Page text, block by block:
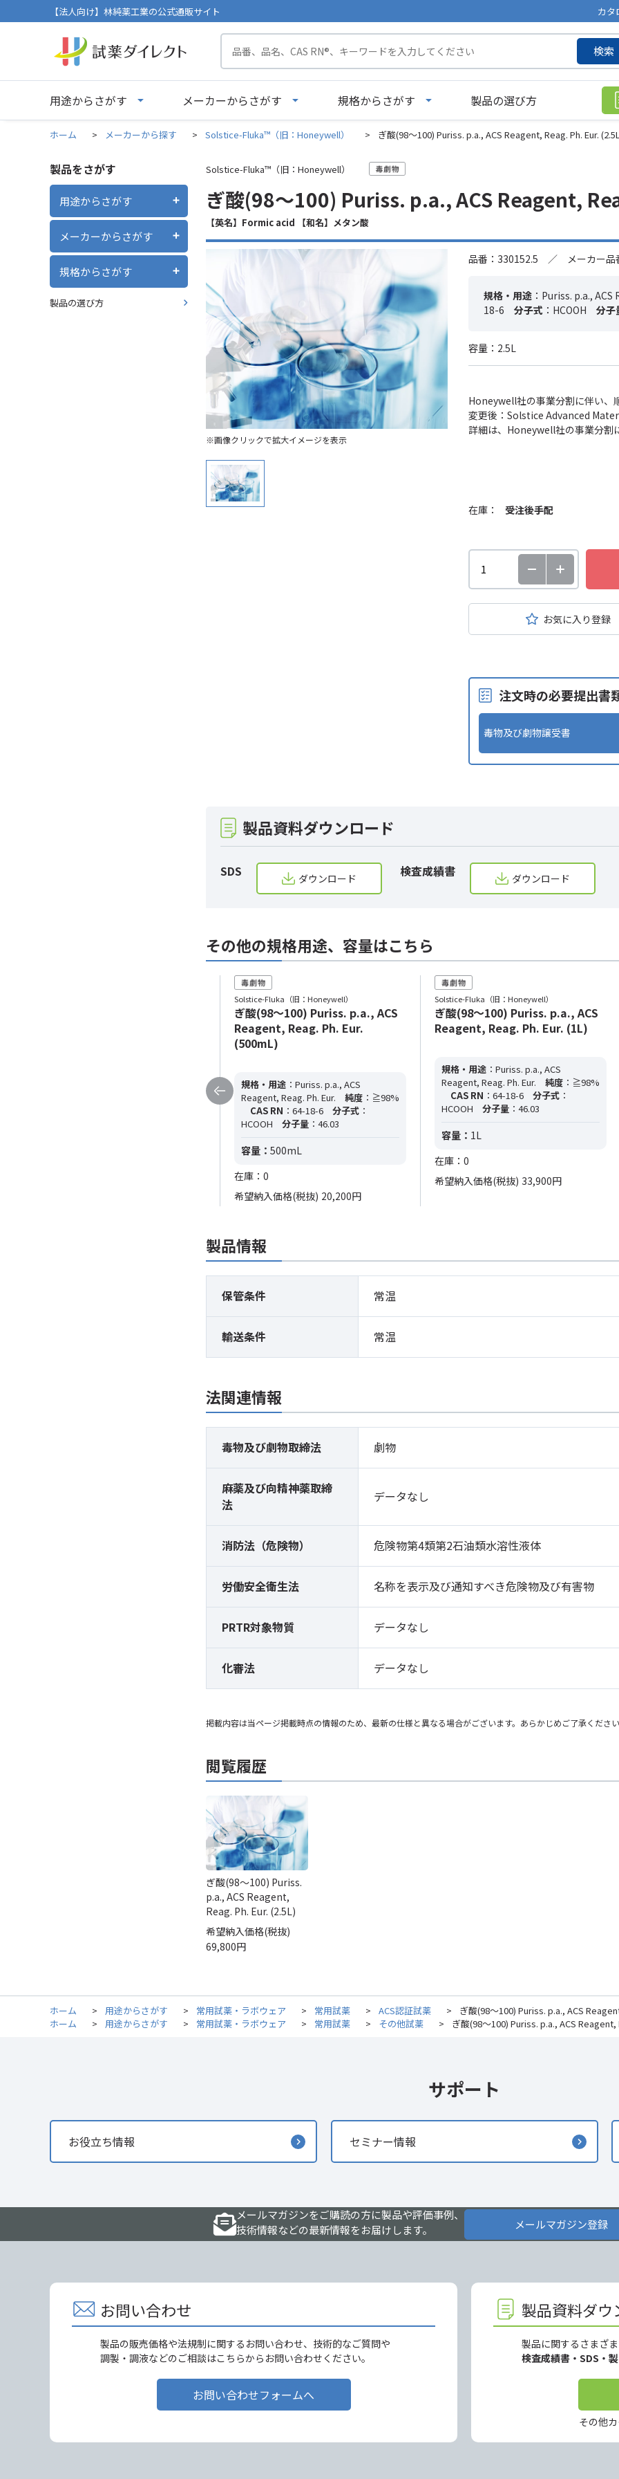
【法人向け】林純薬工業の公式通販サイト カタ
検索
用途からさがす メーカーからさがす 規格からさがす 製品の選び方
ホーム > メーカーから探す > Solstice-Fluka™（旧：Honeywell） > ぎ酸(98～100) Puriss. p.a., ACS Reagent, Reag. Ph. Eur.
製品をさがす
用途からさがす
メーカーからさがす
規格からさがす
製品の選び方
Solstice-Fluka™（旧：Honeywell）
ぎ酸(98～100) Puriss. p.a., ACS Reagent,
【英名】Formic acid 【和名】メタン酸
※画像クリックで拡大イメージを表示
品番：330152.5 ／ メーカー品
規格・用途 ：Puriss. p.a.,
18-6
分子式 ：HCOOH 分子
容量：2.5L
Honeywell社の事業分割に伴い、
変更後：Solstice Advanced
詳細は、Honeywell社の事業分割
在庫： 受注後手配
お気に入り登録
注文時の必要提出書
毒物及び劇物譲受書
製品資料ダウンロード
SDS ダウンロード 検査成績書 ダウンロード
その他の規格用途、容量はこちら
Solstice-Fluka（旧：Honeywell）
ぎ酸(98～100) Puriss. p.a., ACS
Reagent, Reag. Ph. Eur.
(500mL)
規格・用途 ：Puriss. p.a., ACS
Reagent, Reag. Ph. Eur.
純度 ：≧98%
CAS RN ：64-18-6 分子式 ：
HCOOH
分子量 ：46.03
容量： 500mL
在庫：0
希望納入価格(税抜) 20,200円
Solstice-Fluka（旧：Honeywell）
ぎ酸(98～100) Puriss. p.a., ACS
Reagent, Reag. Ph. Eur. (1L)
規格・用途 ：Puriss. p.a., ACS
Reagent, Reag. Ph. Eur.
純度 ：≧98%
CAS RN ：64-18-6 分子式 ：
HCOOH
分子量 ：46.03
容量： 1L
在庫：0
希望納入価格(税抜) 33,900円
製品情報
保管条件 常温
輸送条件 常温
法関連情報
毒物及び劇物取締法 劇物
麻薬及び向精神薬取締
法
データなし
消防法（危険物） 危険物第4類第2石油類水溶性液体
労働安全衛生法 名称を表示及び通知すべき危険物及び有害物
PRTR対象物質 データなし
化審法 データなし
掲載内容は当ページ掲載時点の情報のため、最新の仕様と異なる場合がございます。あらかじめご了承くださ
閲覧履歴
ぎ酸(98～100) Puriss.
p.a., ACS Reagent,
Reag. Ph. Eur. (2.5L)
希望納入価格(税抜)
69,800円
ホーム > 用途からさがす > 常用試薬・ラボウェア > 常用試薬 > ACS認証試薬 >
ぎ酸(98～100) Puriss. p.a., ACS
ホーム
> 用途からさがす > 常用試薬・ラボウェア > 常用試薬 > その他試薬 > ぎ酸(98～100) Puriss. p.a., ACS Reagent,
サポート
お役立ち情報 セミナー情報
メールマガジンをご購読の方に製品や評価事例、
技術情報などの最新情報をお届けします。
メールマガジン登録
お問い合わせ
製品の販売価格や法規制に関するお問い合わせ、技術的なご質問や
調製・調液などのご相談はこちらからお問い合わせください。
お問い合わせフォームへ
製品資料ダウ
製品に関するさまざ
検査成績書・SDS・
その他